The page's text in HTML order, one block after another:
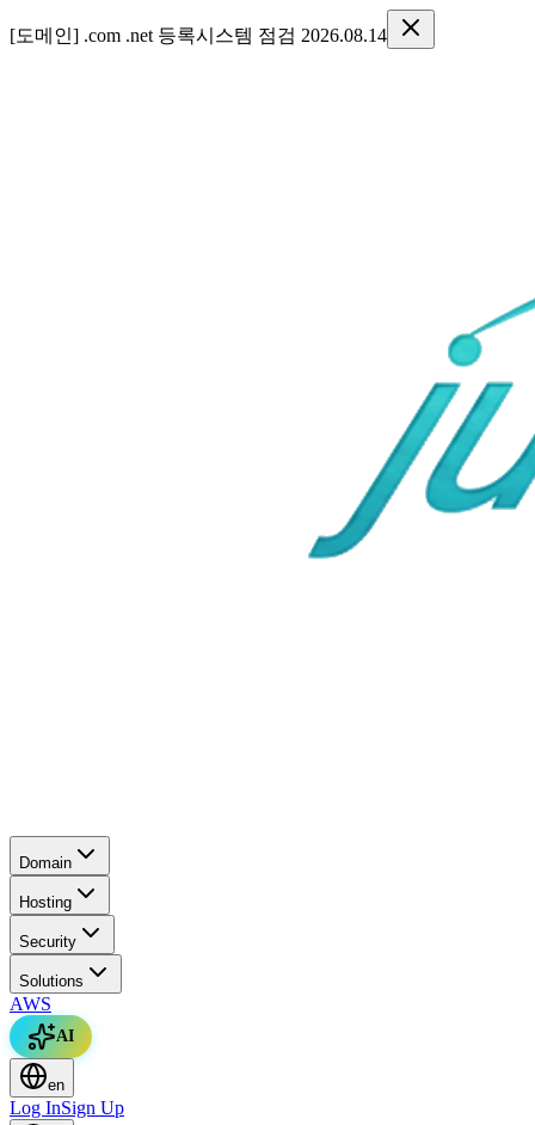
[도메인] .com .net 도메인 등록 시스템 정기 점검 안내
Domain
Hosting
Security
Solutions
AWS
AI
en
Log InSign Up